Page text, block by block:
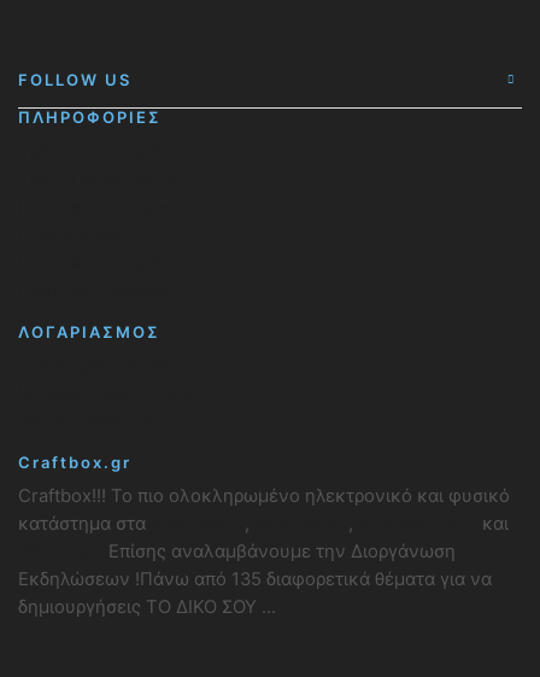
FOLLOW US
ΠΛΗΡΟΦΟΡΙΕΣ
ΛΟΓΑΡΙΑΣΜΟΣ
Craftbox.gr
Craftbox!!! Το πιο ολοκληρωμένο ηλεκτρονικό και φυσικό
κατάστημα στα
, ,
και
Επίσης αναλαμβάνουμε την Διοργάνωση
Εκδηλώσεων !Πάνω από 135 διαφορετικά θέματα για να
δημιουργήσεις ΤΟ ΔΙΚΟ ΣΟΥ ...